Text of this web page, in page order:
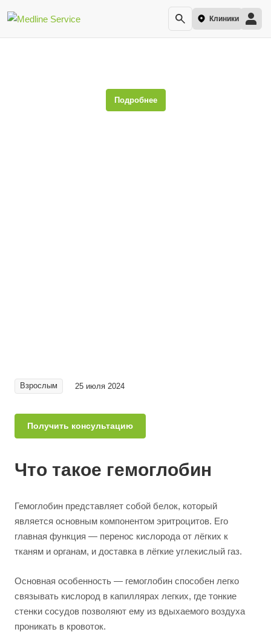
Клиники
Подробнее
Взрослым 25 июля 2024
Получить консультацию
Что такое гемоглобин
Гемоглобин представляет собой белок, который
является основным компонентом эритроцитов. Его
главная функция — перенос кислорода от лёгких к
тканям и органам, и доставка в лёгкие углекислый газ.
Основная особенность — гемоглобин способен легко
связывать кислород в капиллярах легких, где тонкие
стенки сосудов позволяют ему из вдыхаемого воздуха
проникать в кровоток.